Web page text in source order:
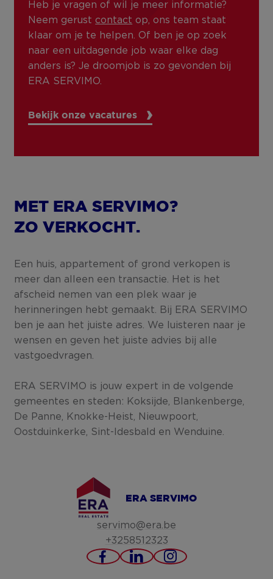
Heb je vragen of wil je meer informatie?
Neem gerust contact op, ons team staat
klaar om je te helpen. Of ben je op zoek
naar een uitdagende job waar elke dag
anders is? Je droomjob is zo gevonden bij
ERA SERVIMO.
Bekijk onze vacatures
MET ERA SERVIMO?
ZO VERKOCHT.
Een huis, appartement of grond verkopen is
meer dan alleen een transactie. Het is het
afscheid nemen van een plek waar je
herinneringen hebt gemaakt. Bij ERA SERVIMO
ben je aan het juiste adres. We luisteren naar je
wensen en geven het juiste advies bij alle
vastgoedvragen.
ERA SERVIMO is jouw expert in de volgende
gemeentes en steden: Koksijde, Blankenberge,
De Panne, Knokke-Heist, Nieuwpoort,
Oostduinkerke, Sint-Idesbald en Wenduine.
ERA SERVIMO
servimo@era.be
+3258512323
https://https://https://